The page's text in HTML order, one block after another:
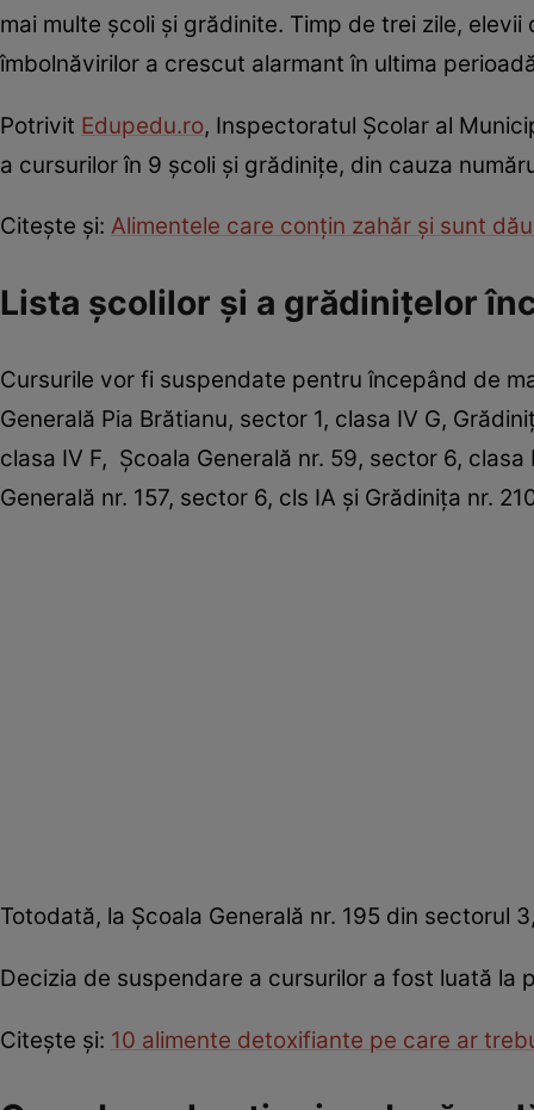
mai multe şcoli şi grădinite. Timp de trei zile,
îmbolnăvirilor a crescut alarmant în ultima
Potrivit Edupedu.ro, Inspectoratul Şcolar al
a cursurilor în 9 şcoli şi grădiniţe, din cauza
Citeşte şi: Alimentele care conţin zahăr şi sunt
Lista şcolilor şi a grădiniţelor
Cursurile vor fi suspendate pentru începând de
Generală Pia Brătianu, sector 1, clasa IV G,
clasa IV F, Şcoala Generală nr. 59, sector 6,
Generală nr. 157, sector 6, cls IA şi Grădiniţa nr.
Totodată, la Şcoala Generală nr. 195 din
Decizia de suspendare a cursurilor a fost luată la
Citeşte şi: 10 alimente detoxifiante pe care ar